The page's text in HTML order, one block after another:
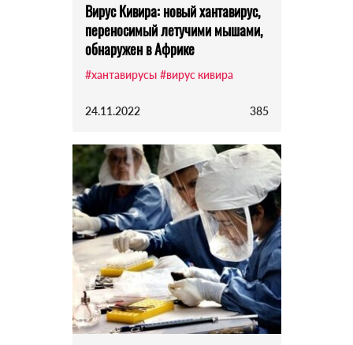
Вирус Кивира: новый хантавирус,
переносимый летучими мышами,
обнаружен в Африке
#хантавирусы #вирус кивира
24.11.2022 385